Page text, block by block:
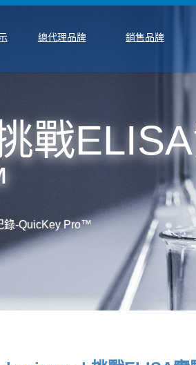
總代理品牌 銷售品牌
戰
錄-QuicKey Pro™